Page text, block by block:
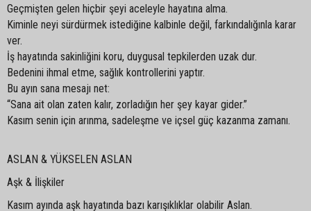
Geçmişten gelen hiçbir şeyi aceleyle hayatına alma.
Kiminle neyi sürdürmek istediğine kalbinle değil, farkındalığınla karar
ver.
İş hayatında sakinliğini koru, duygusal tepkilerden uzak dur.
Bedenini ihmal etme, sağlık kontrollerini yaptır.
Bu ayın sana mesajı net:
“Sana ait olan zaten kalır, zorladığın her şey kayar gider.”
Kasım senin için arınma, sadeleşme ve içsel güç kazanma zamanı.
ASLAN & YÜKSELEN ASLAN
Aşk & İlişkiler
Kasım ayında aşk hayatında bazı karışıklıklar olabilir Aslan.